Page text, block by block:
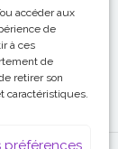
accéder aux
de
à ces
de
retirer son
caractéristiques.
préférences